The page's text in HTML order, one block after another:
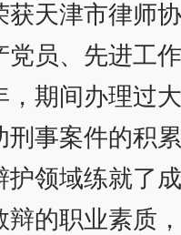
获天津市律师
党员、先进工
，期间办理过
刑事案件的积
护领域练就了
辩的职业素质